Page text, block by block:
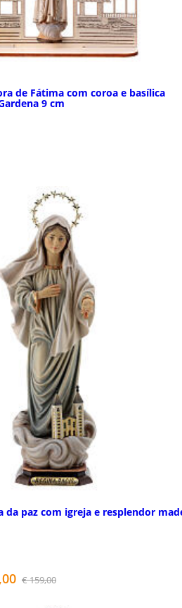
de Fátima com coroa e basílica
9 cm
da paz com igreja e resplendor
€ 159,00